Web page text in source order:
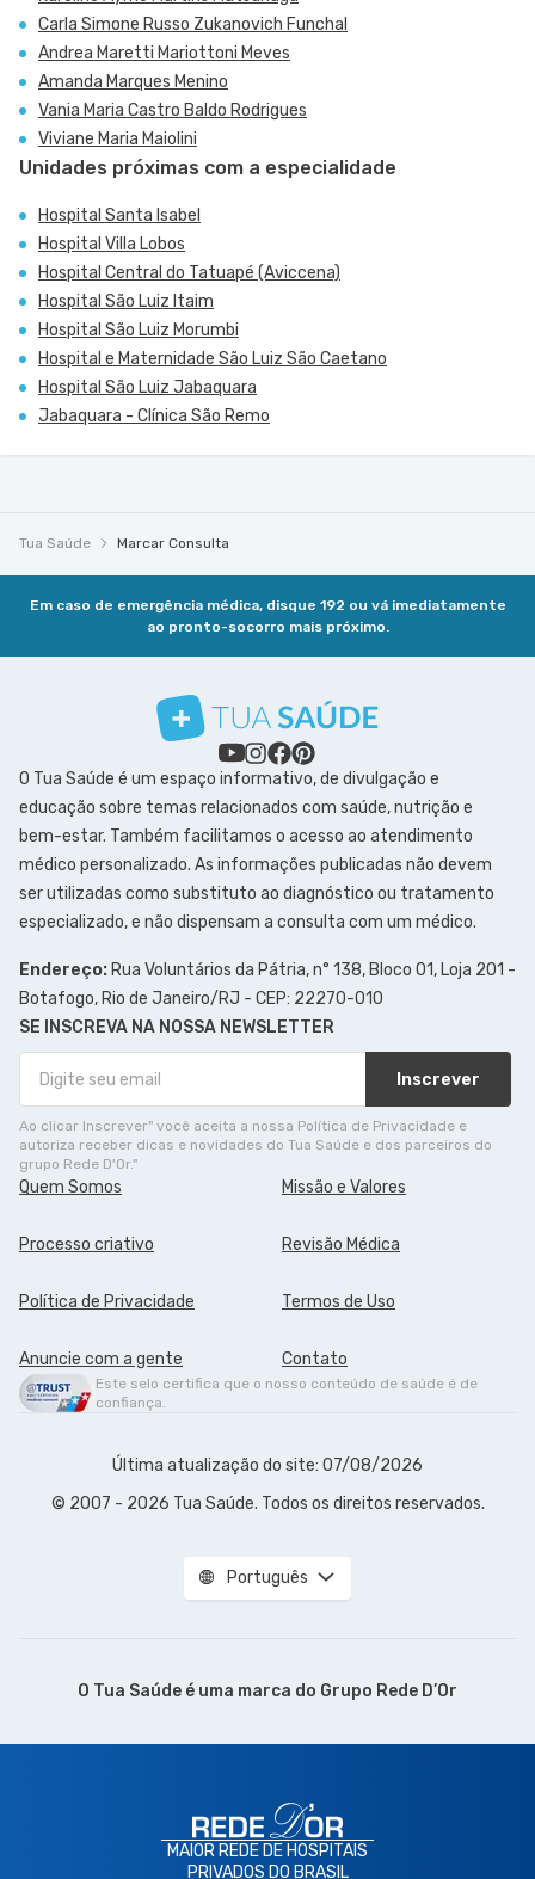
Carla Simone Russo Zukanovich Funchal
Andrea Maretti Mariottoni Meves
Amanda Marques Menino
Vania Maria Castro Baldo Rodrigues
Viviane Maria Maiolini
Unidades próximas com a especialidade
Hospital Santa Isabel
Hospital Villa Lobos
Hospital Central do Tatuapé (Aviccena)
Hospital São Luiz Itaim
Hospital São Luiz Morumbi
Hospital e Maternidade São Luiz São Caetano
Hospital São Luiz Jabaquara
Jabaquara - Clínica São Remo
Tua Saúde Marcar Consulta
Em caso de emergência médica, disque 192 ou vá imediatamente
ao pronto-socorro mais próximo.
O Tua Saúde é um espaço informativo, de divulgação e
educação sobre temas relacionados com saúde, nutrição e
bem-estar. Também facilitamos o acesso ao atendimento
médico personalizado. As informações publicadas não devem
ser utilizadas como substituto ao diagnóstico ou tratamento
especializado, e não dispensam a consulta com um médico.
Endereço: Rua Voluntários da Pátria, n° 138, Bloco 01, Loja 201 -
Botafogo, Rio de Janeiro/RJ - CEP: 22270-010
SE INSCREVA NA NOSSA NEWSLETTER
Inscrever
Ao clicar Inscrever" você aceita a nossa Política de Privacidade e
autoriza receber dicas e novidades do Tua Saúde e dos parceiros do
grupo Rede D'Or."
Quem Somos Missão e Valores
Processo criativo Revisão Médica
Política de Privacidade Termos de Uso
Anuncie com a gente Contato
Este selo certifica que o nosso conteúdo de saúde é de
confiança.
Última atualização do site: 07/08/2026
© 2007 - 2026 Tua Saúde. Todos os direitos reservados.
Português
O Tua Saúde é uma marca do Grupo Rede D’Or
MAIOR REDE DE HOSPITAIS
PRIVADOS DO BRASIL